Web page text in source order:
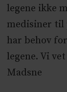
legene ikke
medisiner til
har behov
legene. Vi
Madsne